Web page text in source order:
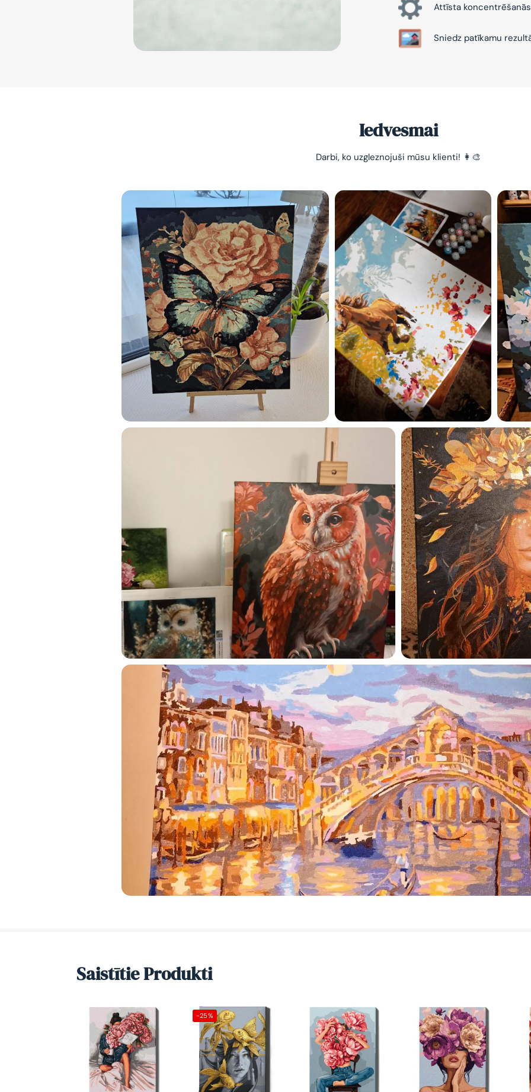
Attīsta
Sniedz patīkamu
Iedvesmai
Darbi, ko uzgleznojuši mūsu klienti! 👩‍🎨
Saistītie Produkti
-25%
-10%
Vienkāršs veids, kā
nomierināt
Esmu iepazinies ar
privātuma politiku un
GleznoPats.lvPrivātuma politika
SAŅEMT -10%